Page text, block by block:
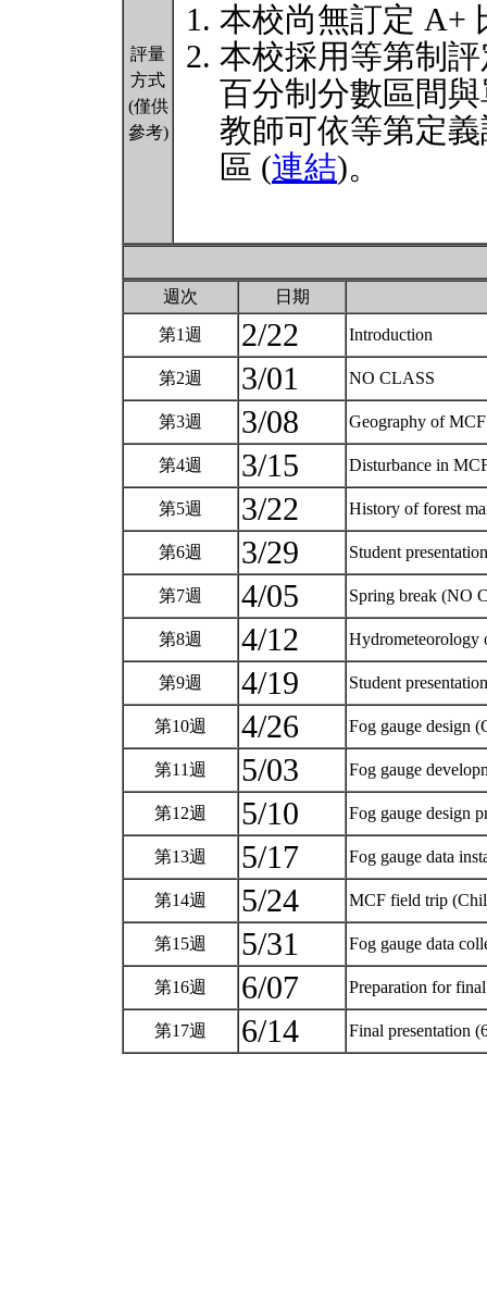
評量
方式
(僅供
參考)
本校尚無訂定 A+
本校採用等第制
百分制分數區間
教師可依等第定
區 (連結)。
週次 日期
第1週 2/22 Introduction
第2週 3/01 NO CLASS
第3週 3/08 Geography of
第4週 3/15 Disturbance in
第5週 3/22 History of forest
第6週 3/29 Student
第7週 4/05 Spring break (NO
第8週 4/12 Hydrometeorology
第9週 4/19 Student
第10週 4/26 Fog gauge design
第11週 5/03 Fog gauge
第12週 5/10 Fog gauge design
第13週 5/17 Fog gauge data
第14週 5/24 MCF field trip
第15週 5/31 Fog gauge data
第16週 6/07 Preparation for
第17週 6/14 Final presentation